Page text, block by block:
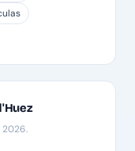
2026.